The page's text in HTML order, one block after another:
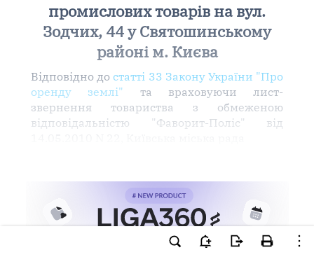
промислових товарів на вул.
Зодчих, 44 у Святошинському
районі м. Києва
Відповідно достатті 33 Закону України "Про
оренду землі" та враховуючи лист-
звернення товариства з обмеженою
відповідальністю "Фаворит-Поліс" від